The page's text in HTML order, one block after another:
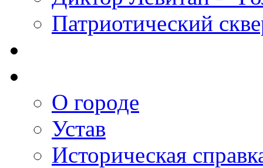
Патриотический
О городе
Устав
Историческая